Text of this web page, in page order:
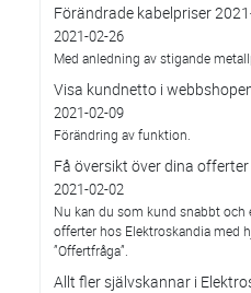
Förändrade kabelpriser
2021-02-26
Med anledning av stigande
Visa kundnetto i
2021-02-09
Förändring av funktion.
Få översikt över dina
2021-02-02
Nu kan du som kund snabbt och
offerter hos Elektroskandia med
”Offertfråga”.
Allt fler självskannar i